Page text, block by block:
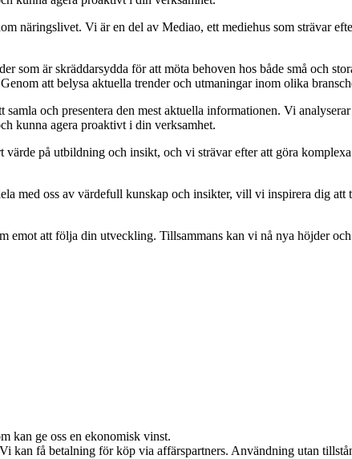
näringslivet. Vi är en del av Mediao, ett mediehus som strävar
som är skräddarsydda för att möta behoven hos både små och
att belysa aktuella trender och utmaningar inom olika
och presentera den mest aktuella informationen. Vi
kunna agera proaktivt i din verksamhet.
på utbildning och insikt, och vi strävar efter att göra
med oss av värdefull kunskap och insikter, vill vi inspirera dig
emot att följa din utveckling. Tillsammans kan vi nå nya höjder
kan ge oss en ekonomisk vinst.
kan få betalning för köp via affärspartners. Användning utan